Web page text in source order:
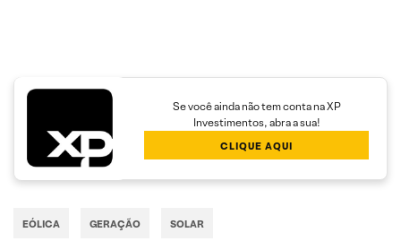
Se você ainda não tem conta na XP
Investimentos, abra a sua!
CLIQUE AQUI
EÓLICA GERAÇÃO SOLAR